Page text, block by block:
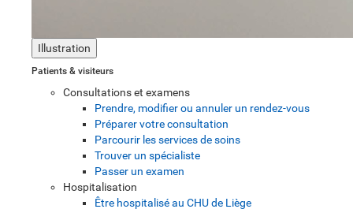
Illustration
Patients & visiteurs
Consultations et examens
Prendre, modifier ou annuler un rendez-vous
Préparer votre consultation
Parcourir les services de soins
Trouver un spécialiste
Passer un examen
Hospitalisation
Être hospitalisé au CHU de Liège